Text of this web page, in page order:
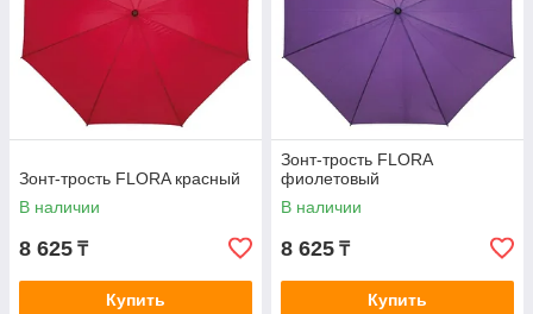
Зонт-трость FLORA красный
В наличии
8 625 ₸
Купить
Зонт-трость FLORA
фиолетовый
В наличии
8 625 ₸
Купить